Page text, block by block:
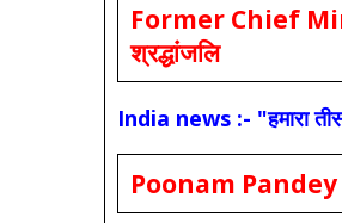
Former Chief
श्रद्धांजलि
India news :- "हमारा
Poonam Pandey